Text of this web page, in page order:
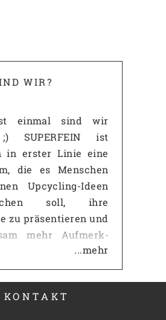
WIR?
einmal sind wir
SUPERFEIN ist
in erster Linie eine
die es Menschen
Upcycling-Ideen
soll, ihre
zu präsentieren und
mehr Auf­merk­
zu erzeugen, als es
eigenen
jemals
Gerade gegen
...mehr